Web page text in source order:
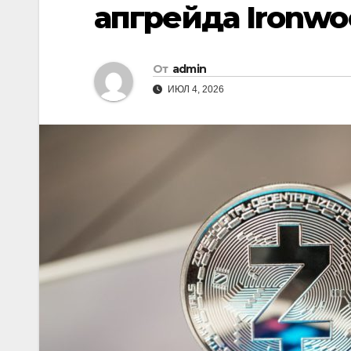
апгрейда
От admin
ИЮЛ 4, 2026